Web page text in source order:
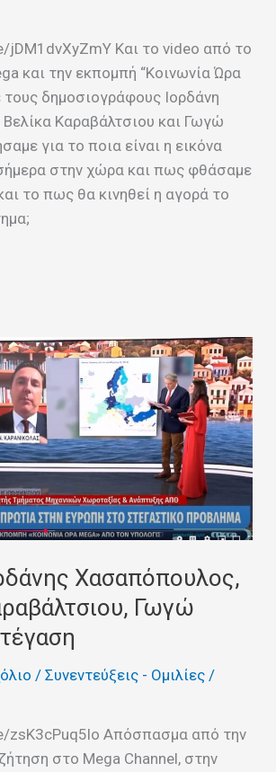
jDM1dvXyZmY Και το video από το
και την εκπομπή “Κοινωνία Ώρα
τους δημοσιογράφους Ιορδάνη
Καραβάλτσιου και Γωγώ
για το ποια είναι η εικόνα
στην χώρα και πως φθάσαμε
το πως θα κινηθεί η αγορά το
Χασαπόπουλος,
Γωγώ
/Συνεντεύξεις - Ομιλίες /
zsK3cPuq5lo Απόσπασμα από την
στο Mega Channel, στην